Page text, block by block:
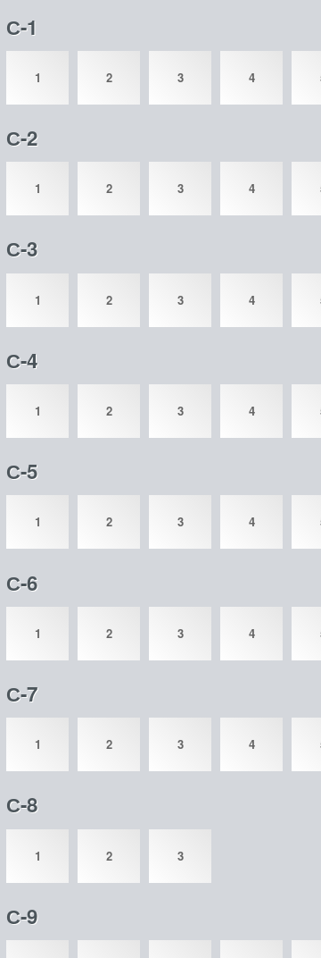
С-1
1 2 3 4
С-2
1 2 3 4
С-3
1 2 3 4
С-4
1 2 3 4
С-5
1 2 3 4
С-6
1 2 3 4
С-7
1 2 3 4
С-8
1 2 3
С-9